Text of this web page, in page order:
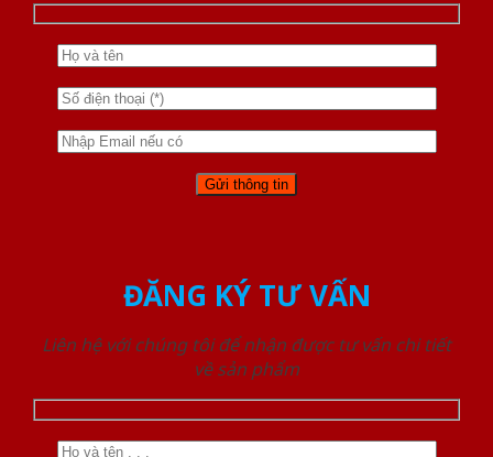
ĐĂNG KÝ TƯ VẤN
Liên hệ với chúng tôi để nhận được tư vấn chi tiết
về sản phẩm